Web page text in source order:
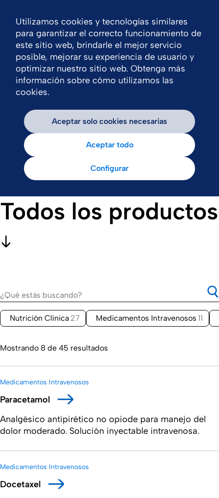
Todos los productos
Nutrición Clínica 27 Medicamentos Intravenosos 11
Mostrando 8 de 45 resultados
Analgésico antipirético no opiode para manejo del
dolor moderado. Solución inyectable intravenosa.
Medicamentos Intravenosos
Paracetamol
Medicamentos Intravenosos
Docetaxel
Utilizamos cookies y tecnologías similares
para garantizar el correcto funcionamiento de
este sitio web, brindarle el mejor servicio
posible, mejorar su experiencia de usuario y
optimizar nuestro sitio web. Obtenga más
información sobre cómo utilizamos las
cookies.
Aceptar solo cookies necesarias
Aceptar todo
Configurar